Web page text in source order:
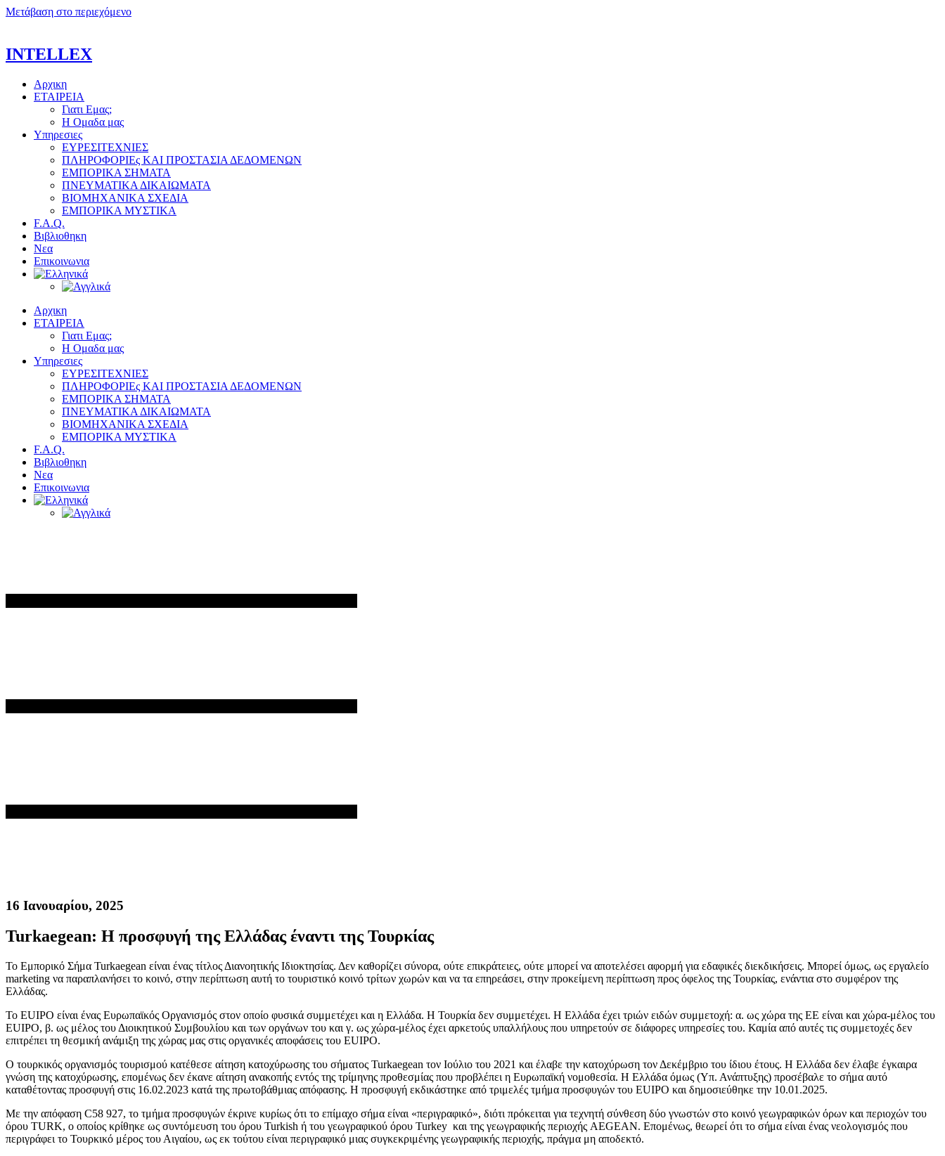
Μετάβαση στο περιεχόμενο
INTELLEX
Αρχικη
ΕΤΑΙΡΕΙΑ
Γιατι Εμας;
Η Ομαδα μας
Υπηρεσιες
ΕΥΡΕΣΙΤΕΧΝΙΕΣ
ΠΛΗΡΟΦΟΡΙΕς ΚΑΙ ΠΡΟΣΤΑΣΙΑ ΔΕΔΟΜΕΝΩΝ
ΕΜΠΟΡΙΚΑ ΣΗΜΑΤΑ
ΠΝΕΥΜΑΤΙΚΑ ΔΙΚΑΙΩΜΑΤΑ
ΒΙΟΜΗΧΑΝΙΚΑ ΣΧΕΔΙΑ
ΕΜΠΟΡΙΚΑ ΜΥΣΤΙΚΑ
F.A.Q.
Βιβλιοθηκη
Νεα
Επικοινωνια
Αρχικη
ΕΤΑΙΡΕΙΑ
Γιατι Εμας;
Η Ομαδα μας
Υπηρεσιες
ΕΥΡΕΣΙΤΕΧΝΙΕΣ
ΠΛΗΡΟΦΟΡΙΕς ΚΑΙ ΠΡΟΣΤΑΣΙΑ ΔΕΔΟΜΕΝΩΝ
ΕΜΠΟΡΙΚΑ ΣΗΜΑΤΑ
ΠΝΕΥΜΑΤΙΚΑ ΔΙΚΑΙΩΜΑΤΑ
ΒΙΟΜΗΧΑΝΙΚΑ ΣΧΕΔΙΑ
ΕΜΠΟΡΙΚΑ ΜΥΣΤΙΚΑ
F.A.Q.
Βιβλιοθηκη
Νεα
Επικοινωνια
16 Ιανουαρίου, 2025
Turkaegean: H προσφυγή της Ελλάδας έναντι της Τουρκίας
Το Εμπορικό Σήμα Turkaegean είναι ένας τίτλος Διανοητικής Ιδιοκτησίας. Δεν καθορίζει σύνορα, ούτε επικράτειες, ούτε μπορεί να αποτελέσει αφορμή για εδαφικές διεκδικήσεις. Μπορεί όμως, ως εργαλείο
marketing να παραπλανήσει το κοινό, στην περίπτωση αυτή το τουριστικό κοινό τρίτων χωρών και να τα επηρεάσει, στην προκείμενη περίπτωση προς όφελος της Τουρκίας, ενάντια στο συμφέρον της
Ελλάδας.
Το EUIPO είναι ένας Ευρωπαϊκός Οργανισμός στον οποίο φυσικά συμμετέχει και η Ελλάδα. Η Τουρκία δεν συμμετέχει. Η Ελλάδα έχει τριών ειδών συμμετοχή: α. ως χώρα της ΕΕ είναι και χώρα-μέλος του
EUIPO, β. ως μέλος του Διοικητικού Συμβουλίου και των οργάνων του και γ. ως χώρα-μέλος έχει αρκετούς υπαλλήλους που υπηρετούν σε διάφορες υπηρεσίες του. Καμία από αυτές τις συμμετοχές δεν
επιτρέπει τη θεσμική ανάμιξη της χώρας μας στις οργανικές αποφάσεις του EUIPO.
Ο τουρκικός οργανισμός τουρισμού κατέθεσε αίτηση κατοχύρωσης του σήματος Turkaegean τον Ιούλιο του 2021 και έλαβε την κατοχύρωση τον Δεκέμβριο του ίδιου έτους. Η Ελλάδα δεν έλαβε έγκαιρα
γνώση της κατοχύρωσης, επομένως δεν έκανε αίτηση ανακοπής εντός της τρίμηνης προθεσμίας που προβλέπει η Ευρωπαϊκή νομοθεσία. Η Ελλάδα όμως (Υπ. Ανάπτυξης) προσέβαλε το σήμα αυτό
καταθέτοντας προσφυγή στις 16.02.2023 κατά της πρωτοβάθμιας απόφασης. Η προσφυγή εκδικάστηκε από τριμελές τμήμα προσφυγών του EUIPO και δημοσιεύθηκε την 10.01.2025.
Με την απόφαση C58 927, το τμήμα προσφυγών έκρινε κυρίως ότι το επίμαχο σήμα είναι «περιγραφικό», διότι πρόκειται για τεχνητή σύνθεση δύο γνωστών στο κοινό γεωγραφικών όρων και περιοχών του
όρου TURK, ο οποίος κρίθηκε ως συντόμευση του όρου Turkish ή του γεωγραφικού όρου Turkey και της γεωγραφικής περιοχής AEGEAN. Επομένως, θεωρεί ότι το σήμα είναι ένας νεολογισμός που
περιγράφει το Τουρκικό μέρος του Αιγαίου, ως εκ τούτου είναι περιγραφικό μιας συγκεκριμένης γεωγραφικής περιοχής, πράγμα μη αποδεκτό.